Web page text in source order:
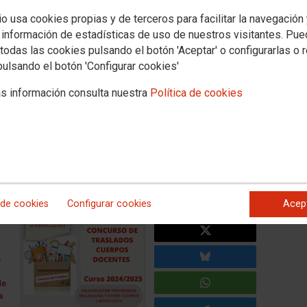
usa cookies propias y de terceros para facilitar la navegación
de estadísticas de uso de nuestros visitantes.
las cookies pulsando el botón 'Aceptar' o configurarlas o
el botón 'Configurar cookies'
información consulta nuestra Política de cookies
cookies Configurar cookies
Política educativa Campañas Mujeres-Igualdad Salud laboral
de Traslados
MEDIAS
Concurso de traslados
y otros cuerpos de EEMM